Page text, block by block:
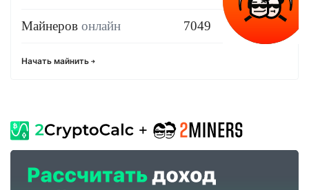
Майнеров онлайн 7049
Начать майнить